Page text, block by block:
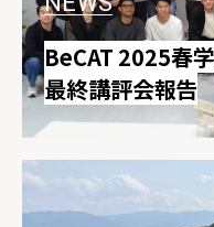
MEMBER
STUDIO
SOCIAL
FACEBOOK
BeCAT 2025春
最終講評会報告